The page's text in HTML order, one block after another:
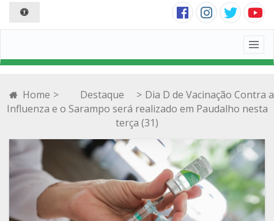
Home > Destaque > Dia D de Vacinação Contra a
Influenza e o Sarampo será realizado em Paudalho nesta
terça (31)